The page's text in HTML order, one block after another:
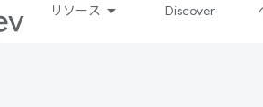
リソース Discover